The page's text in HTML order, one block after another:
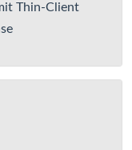
Thin-Client